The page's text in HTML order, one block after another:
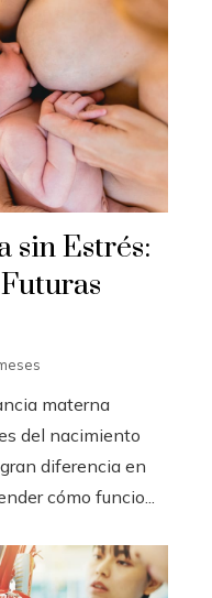
sin Estrés:
materna
del nacimiento
diferencia en
cómo funcio...